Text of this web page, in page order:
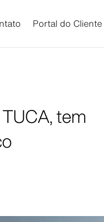
Portal do Cliente
tem